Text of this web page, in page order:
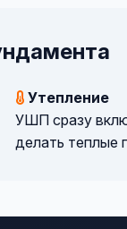
Утепление
УШП сразу
делать теплые